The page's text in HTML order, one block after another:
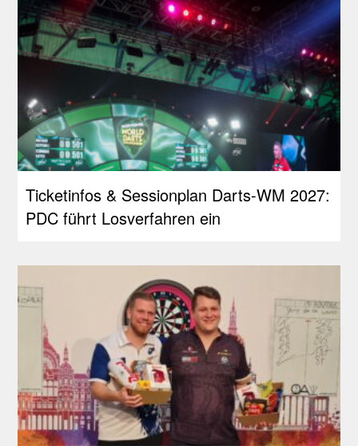
Ticketinfos & Sessionplan Darts-WM 2027:
PDC führt Losverfahren ein